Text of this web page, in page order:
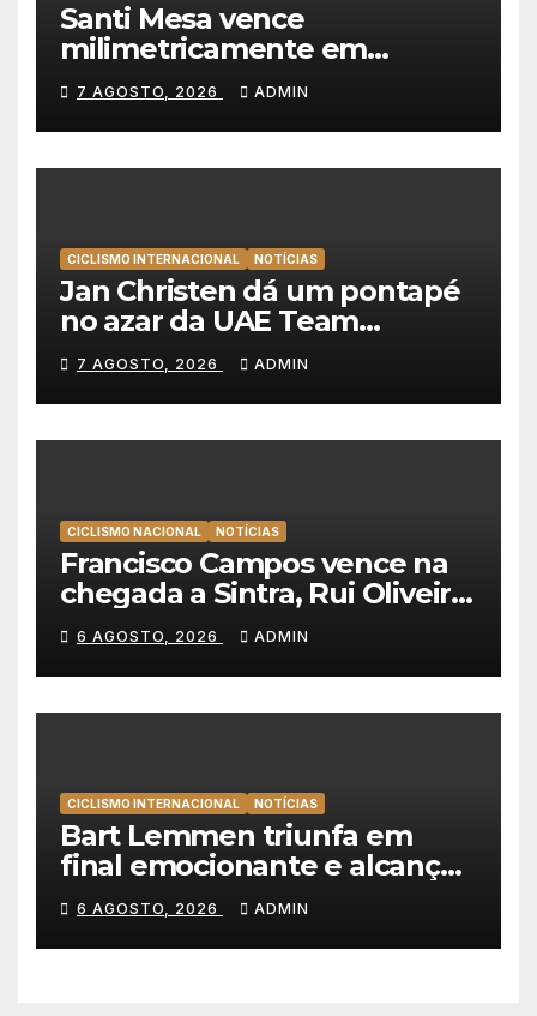
Santi Mesa vence
milimetricamente em
Albufeira, Rui Oliveira
mantém a amarela da Volta a
Portugal
7 AGOSTO, 2026 ADMIN
CICLISMO INTERNACIONAL NOTÍCIAS
Jan Christen dá um pontapé
no azar da UAE Team
Emirates e vence na Volta a
Polónia
7 AGOSTO, 2026 ADMIN
CICLISMO NACIONAL NOTÍCIAS
Francisco Campos vence na
chegada a Sintra, Rui Oliveira
veste de amarelo na Volta a
Portugal
6 AGOSTO, 2026 ADMIN
CICLISMO INTERNACIONAL NOTÍCIAS
Bart Lemmen triunfa em
final emocionante e alcança
a primeira vitória da carreira
na Volta à Polónia
6 AGOSTO, 2026 ADMIN